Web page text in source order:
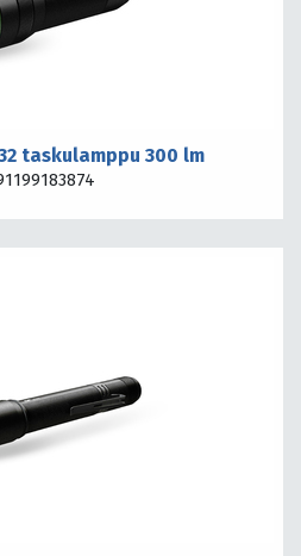
taskulamppu 300 lm